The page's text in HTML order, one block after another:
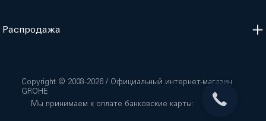
Распродажа
Copyright © 2008-2026 / Официальный интернет-магазин
GROHE
Мы принимаем к оплате банковские карты: